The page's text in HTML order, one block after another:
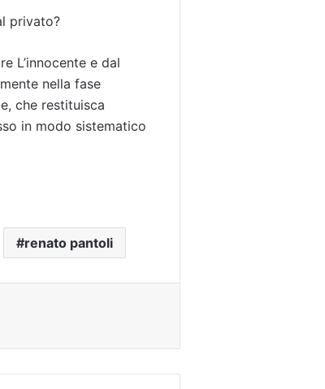
privato?
L’innocente e dal
nella fase
che restituisca
in modo sistematico
renato pantoli